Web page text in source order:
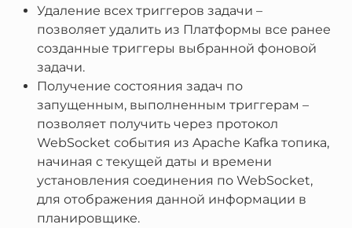
Удаление всех триггеров задачи –
позволяет удалить из Платформы все ранее
созданные триггеры выбранной фоновой
задачи.
Получение состояния задач по
запущенным, выполненным триггерам –
позволяет получить через протокол
WebSocket события из Apache Kafka топика,
начиная с текущей даты и времени
установления соединения по WebSocket,
для отображения данной информации в
планировщике.